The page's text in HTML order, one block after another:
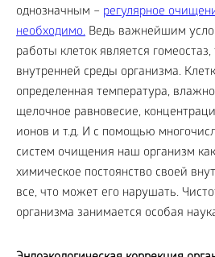
однозначным – регулярное
необходимо. Ведь важнейшим
работы клеток является гомеостаз,
внутренней среды организма.
определенная температура,
щелочное равновесие,
ионов и т.д. И с помощью
систем очищения наш организм
химическое постоянство своей
все, что может его нарушать.
организма занимается особая